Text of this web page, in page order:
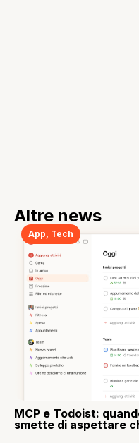
Altre news
App Tech
MCP e Todoist:
smette di aspettare